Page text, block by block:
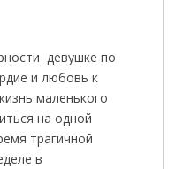
девушке по
и любовь к
маленького
на одной
трагичной
в